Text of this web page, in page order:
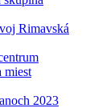
Rimavská
miest
2023